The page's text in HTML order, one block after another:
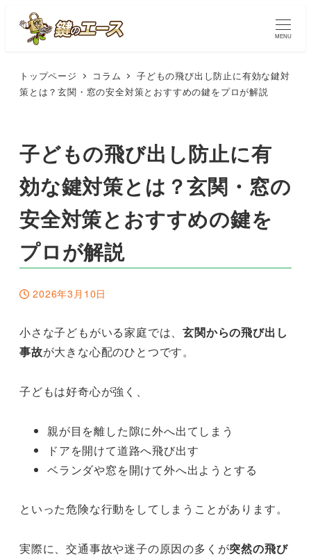
MENU
トップページ コラム
子どもの飛び出し防止に有効な鍵対
策とは？玄関・窓の安全対策とおすすめの鍵をプロが解説
子どもの飛び出し防止に有
効な鍵対策とは？玄関・窓の
安全対策とおすすめの鍵を
プロが解説
投稿日
2026年3月10日
小さな子どもがいる家庭では、玄関からの飛び出し
事故が大きな心配のひとつです。
子どもは好奇心が強く、
親が目を離した隙に外へ出てしまう
ドアを開けて道路へ飛び出す
ベランダや窓を開けて外へ出ようとする
といった危険な行動をしてしまうことがあります。
実際に、交通事故や迷子の原因の多くが突然の飛び